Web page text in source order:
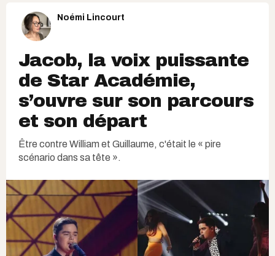
Noémi Lincourt
Jacob, la voix puissante
de Star Académie,
s’ouvre sur son parcours
et son départ
Être contre William et Guillaume, c'était le « pire
scénario dans sa tête ».